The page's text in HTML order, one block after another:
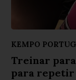
KEMPO
Treinar
para repetir